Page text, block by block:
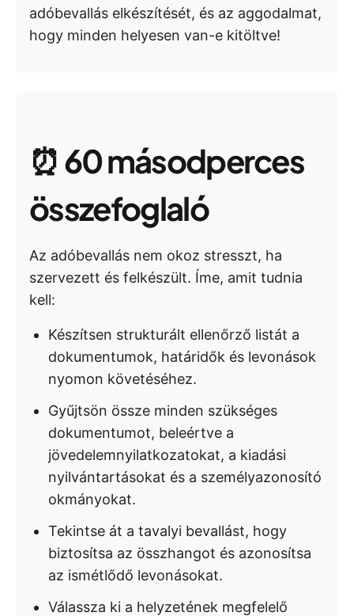
adóbevallás elkészítését, és az aggodalmat,
hogy minden helyesen van-e kitöltve!
⏰60 másodperces
összefoglaló
Az adóbevallás nem okoz stresszt, ha
szervezett és felkészült. Íme, amit tudnia
kell:
Készítsen strukturált ellenőrző listát a
dokumentumok, határidők és levonások
nyomon követéséhez.
Gyűjtsön össze minden szükséges
dokumentumot, beleértve a
jövedelemnyilatkozatokat, a kiadási
nyilvántartásokat és a személyazonosító
okmányokat.
Tekintse át a tavalyi bevallást, hogy
biztosítsa az összhangot és azonosítsa
az ismétlődő levonásokat.
Válassza ki a helyzetének megfelelő